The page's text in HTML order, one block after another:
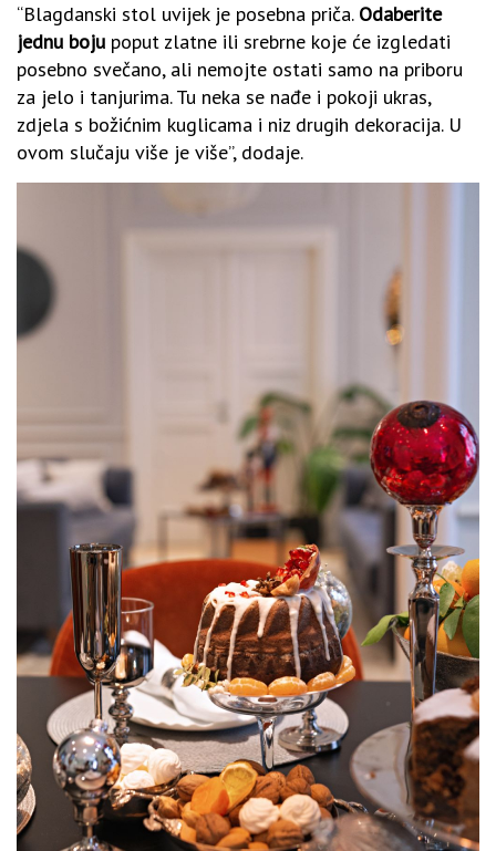
“Blagdanski stol uvijek je posebna priča. Odaberite
jednu boju poput zlatne ili srebrne koje će izgledati
posebno svečano, ali nemojte ostati samo na priboru
za jelo i tanjurima. Tu neka se nađe i pokoji ukras,
zdjela s božićnim kuglicama i niz drugih dekoracija. U
ovom slučaju više je više”, dodaje.